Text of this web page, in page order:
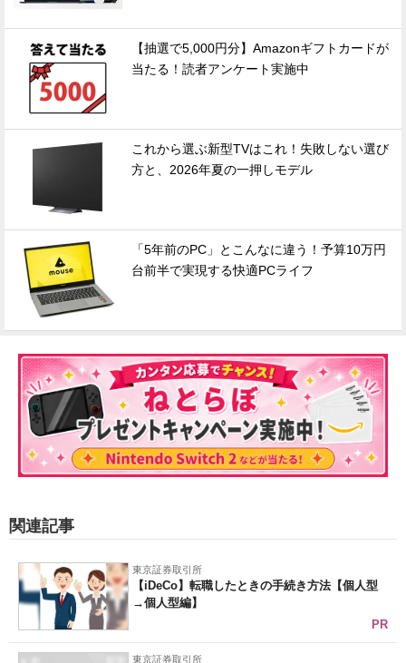
【抽選で5,000円分】Amazonギフトカードが
当たる！読者アンケート実施中
これから選ぶ新型TVはこれ！失敗しない選び
方と、2026年夏の一押しモデル
「5年前のPC」とこんなに違う！予算10万円
台前半で実現する快適PCライフ
関連記事
東京証券取引所
【iDeCo】転職したときの手続き方法【個人型
→個人型編】
PR
東京証券取引所